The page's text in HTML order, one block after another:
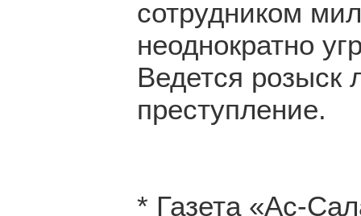
сотрудником
неоднократно
Ведется розыск
преступление.
* Газета «Ас-